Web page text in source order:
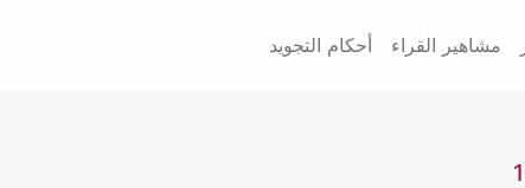
مشاهير القراء أحكام التجويد